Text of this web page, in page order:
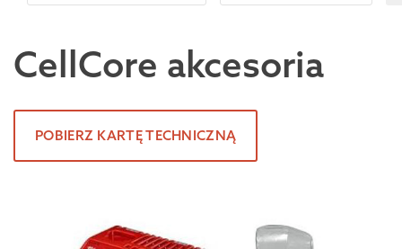
CellCore akcesoria
POBIERZ KARTĘ TECHNICZNĄ